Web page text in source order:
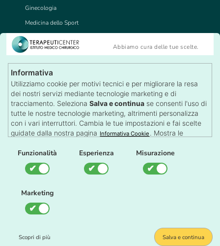
Abbiamo cura delle tue scelte.
Informativa
Utilizziamo cookie per motivi tecnici e per migliorare la resa
dei nostri servizi mediante tecnologie marketing e di
tracciamento. SelezionaSalva e continua se consenti l'uso di
tutte le nostre tecnologie marketing, altrimenti personalizza
con i vari interruttori. Cambia le tue impostazioni e fai scelte
guidate dalla nostra pagina Informativa Cookie . Mostra le
fondo alla pagina.
Funzionalità Esperienza Misurazione
Marketing
Scopri di più Salva e continua
Ginecologia
Medicina dello Sport
Medicina del Lavoro
Tricologia
Recensioni
Lascia una Recensione
Autorizzazioni
Il TerapeutiCenter è una struttura sanitaria autorizzata dalla